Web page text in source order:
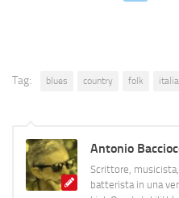
Tag: blues country folk
Antonio
Scrittore,
batterista in una